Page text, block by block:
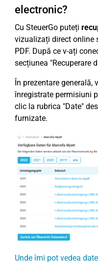
electronic?
Cu SteuerGo puteți
vizualizați direct online
PDF. După ce v-ați
secțiunea "Recuperare
În prezentare generală,
înregistrate permisiuni
clic la rubrica "Date"
furnizate.
Unde îmi pot vedea